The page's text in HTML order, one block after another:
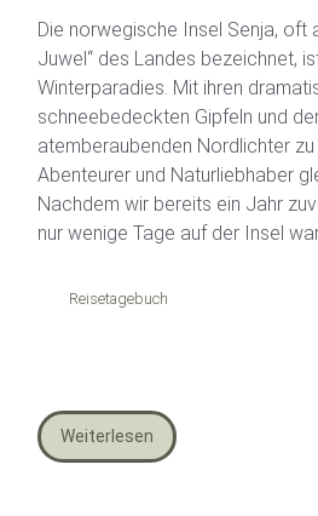
Die norwegische Insel Senja, oft
Juwel“ des Landes bezeichnet,
Winterparadies. Mit ihren
schneebedeckten Gipfeln und
atemberaubenden Nordlichter
Abenteurer und Naturliebhaber
Nachdem wir bereits ein Jahr
nur wenige Tage auf der Insel
Reisetagebuch
Weiterlesen